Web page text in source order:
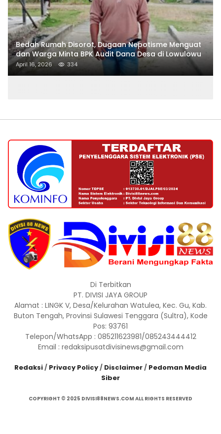
Bedah Rumah Disorot, Dugaan Nepotisme Menguat
dan Warga Minta BPK Audit Dana Desa di Lowulowu
April 16, 2026 334
Di Terbitkan
PT. DIVISI JAYA GROUP
Alamat : LINGK V, Desa/Kelurahan Watulea, Kec. Gu, Kab.
Buton Tengah, Provinsi Sulawesi Tenggara (Sultra), Kode
Pos: 93761
Telepon/WhatsApp : 085211623981/085243444412
Email : redaksipusatdivisinews@gmail.com
Redaksi/ Privacy Policy/ Disclaimer/ Pedoman Media
Siber
COPYRIGHT © 2025 DIVISI88NEWS.COM ALL RIGHTS RESERVED